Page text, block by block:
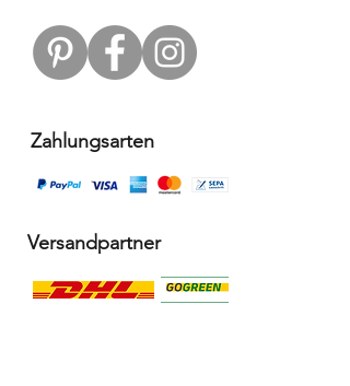
Zahlungsarten
Versandpartner